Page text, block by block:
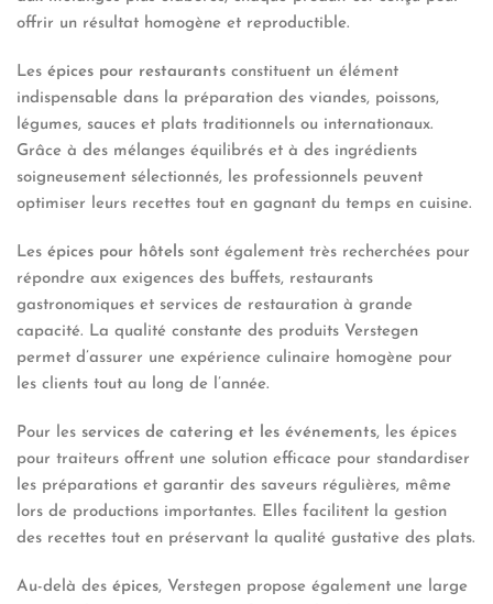
offrir un résultat homogène et reproductible.
Les épices pour restaurants constituent un élément
indispensable dans la préparation des viandes, poissons,
légumes, sauces et plats traditionnels ou internationaux.
Grâce à des mélanges équilibrés et à des ingrédients
soigneusement sélectionnés, les professionnels peuvent
optimiser leurs recettes tout en gagnant du temps en cuisine.
Les épices pour hôtels sont également très recherchées pour
répondre aux exigences des buffets, restaurants
gastronomiques et services de restauration à grande
capacité. La qualité constante des produits Verstegen
permet d’assurer une expérience culinaire homogène pour
les clients tout au long de l’année.
Pour les services de catering et les événements, les épices
pour traiteurs offrent une solution efficace pour standardiser
les préparations et garantir des saveurs régulières, même
lors de productions importantes. Elles facilitent la gestion
des recettes tout en préservant la qualité gustative des plats.
Au-delà des épices, Verstegen propose également une large